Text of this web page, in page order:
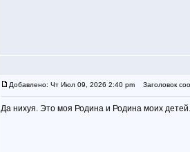
Добавлено: Чт Июл 09, 2026 2:40 pm Заголовок
Да нихуя. Это моя Родина и Родина моих